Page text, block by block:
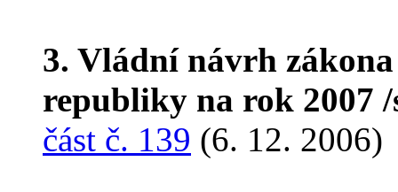
3. Vládní návrh
republiky na rok 2007
část č. 139 (6. 12. 2006)